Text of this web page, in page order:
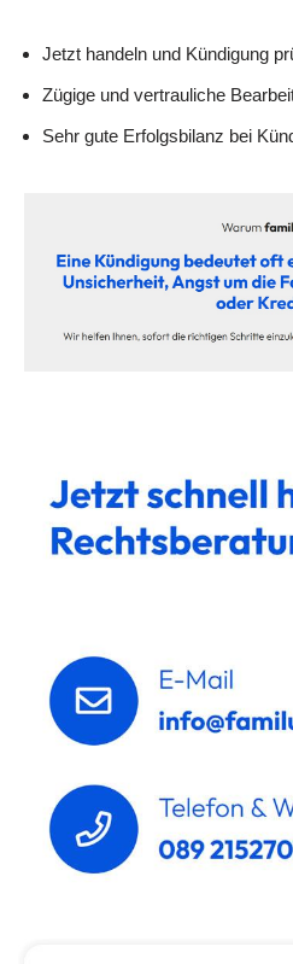
Jetzt handeln und Kündigung
Zügige und vertrauliche
Sehr gute Erfolgsbilanz bei